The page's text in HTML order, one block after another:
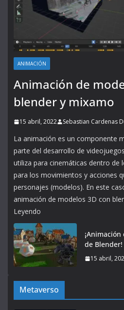
ANIMACIÓN
Animación de
blender y mixamo
15 abril, 2022 Sebastian Cardenas
La animación es un componente
parte del desarrollo de
utiliza para cinemáticas dentro de
para los movimientos y acciones
personajes (modelos). En este
animación de modelos 3D con
Leyendo
de Blender!
15 abril,
Metaverso